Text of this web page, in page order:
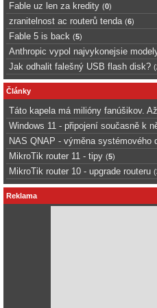
Fable uz len za kredity (0)
zranitelnost ac routerů tenda (6)
Fable 5 is back (5)
Anthropic vypol najvykonejsie
Jak odhalit falešný USB flash disk? (
Články
Táto kapela má milióny fanúšikov.
Windows 11 - připojení současně k
NAS QNAP - výměna systémového
MikroTik router 11 - tipy (5)
MikroTik router 10 - upgrade routeru (
Reklama